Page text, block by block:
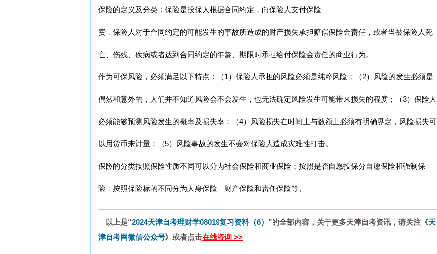
保险的定义及分类：保险是投保人根据合同约定，向保险人支付保险
费，保险人对于合同约定的可能发生的事故所造成的财产损失承担赔偿保险金责任，或者当被保险人死
亡、伤残、疾病或者达到合同约定的年龄、期限时承担给付保险金责任的商业行为。
作为可保风险，必须满足以下特点：（1）保险人承担的风险必须是纯粹风险；（2）风险的发生必须是
偶然和意外的，人们并不知道风险会不会发生，也无法确定风险发生可能带来损失的程度；（3）保险人
必须能够预测风险发生的概率及损失率；（4）风险损失在时间上与数额上必须有明确界定，风险损失可
以用货币来计量；（5）风险事故的发生不会对保险人造成灾难性打击。
保险的分类按照保险性质不同可以分为社会保险和商业保险；按照是否自愿投保分自愿保险和强制保
险；按照保险标的不同分为人身保险、财产保险和责任保险等。
以上是“2024天津自考理财学08019复习资料（6） ”的全部内容，关于更多天津自考资讯，请关注《天
津自考网微信公众号》或者点击在线咨询 >>